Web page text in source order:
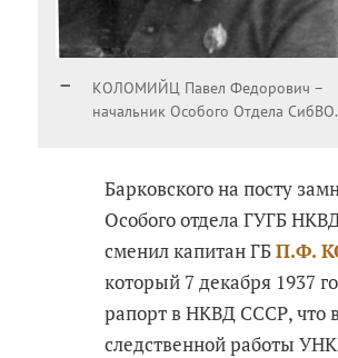
КОЛОМИЙЦ Павел Федорович –
начальник Особого Отдела СибВО.
Барковского на посту
Особого отдела ГУГБ
сменил капитан ГБП.Ф.
который 7 декабря 1937
рапорт в НКВД СССР, что
следственной работы